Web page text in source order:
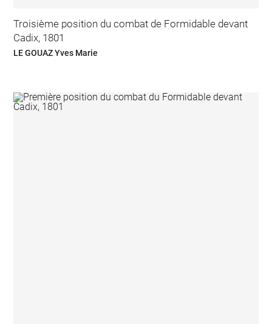
Troisième position du combat de Formidable devant
Cadix, 1801
LE GOUAZ Yves Marie